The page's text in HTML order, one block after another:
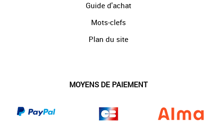
Guide d'achat
Mots-clefs
Plan du site
MOYENS DE PAIEMENT